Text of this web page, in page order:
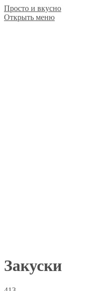
Просто и вкусно
Открыть меню
Закуски